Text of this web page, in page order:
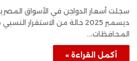
ديسمبر 2025 حالة من
المحافظات،…
أكمل القراءة »